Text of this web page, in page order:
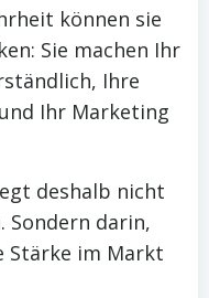
können sie
Sie machen Ihr
Ihre
Ihr Marketing
deshalb nicht
Sondern darin,
Stärke im Markt